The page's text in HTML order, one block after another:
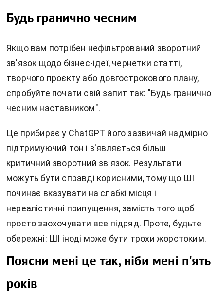
Будь гранично чесним
Якщо вам потрібен нефільтрований зворотний
зв'язок щодо бізнес-ідеї, чернетки статті,
творчого проєкту або довгострокового плану,
спробуйте почати свій запит так: "Будь гранично
чесним наставником".
Це прибирає у ChatGPT його зазвичай надмірно
підтримуючий тон і з'являється більш
критичний зворотний зв'язок. Результати
можуть бути справді корисними, тому що ШІ
починає вказувати на слабкі місця і
нереалістичні припущення, замість того щоб
просто заохочувати все підряд. Проте, будьте
обережні: ШІ іноді може бути трохи жорстоким.
Поясни мені це так, ніби мені п'ять
років